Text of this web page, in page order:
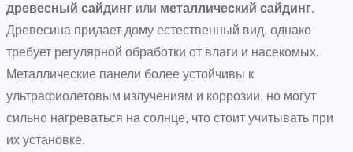
древесный сайдинг или металлический сайдинг.
Древесина придает дому естественный вид, однако
требует регулярной обработки от влаги и насекомых.
Металлические панели более устойчивы к
ультрафиолетовым излучениям и коррозии, но могут
сильно нагреваться на солнце, что стоит учитывать при
их установке.